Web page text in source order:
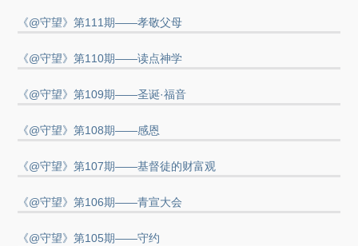
《@守望》第111期——孝敬父母
《@守望》第110期——读点神学
《@守望》第109期——圣诞·福音
《@守望》第108期——感恩
《@守望》第107期——基督徒的财富观
《@守望》第106期——青宣大会
《@守望》第105期——守约